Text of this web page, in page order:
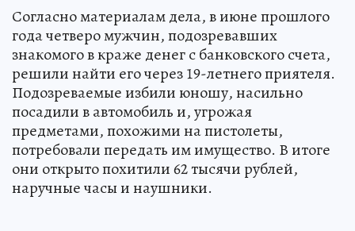
Согласно материалам дела, в июне прошлого
года четверо мужчин, подозревавших
знакомого в краже денег с банковского счета,
решили найти его через 19-летнего приятеля.
Подозреваемые избили юношу, насильно
посадили в автомобиль и, угрожая
предметами, похожими на пистолеты,
потребовали передать им имущество. В итоге
они открыто похитили 62 тысячи рублей,
наручные часы и наушники.